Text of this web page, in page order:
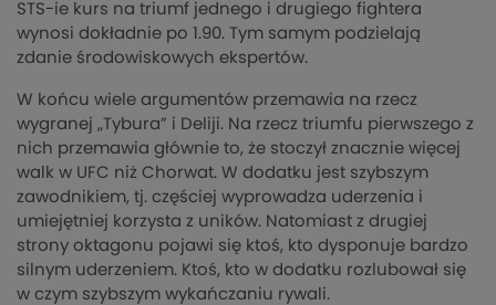
STS-ie kurs na triumf jednego i drugiego fightera
wynosi dokładnie po 1.90. Tym samym podzielają
zdanie środowiskowych ekspertów.
W końcu wiele argumentów przemawia na rzecz
wygranej „Tybura” i Deliji. Na rzecz triumfu pierwszego z
nich przemawia głównie to, że stoczył znacznie więcej
walk w UFC niż Chorwat. W dodatku jest szybszym
zawodnikiem, tj. częściej wyprowadza uderzenia i
umiejętniej korzysta z uników. Natomiast z drugiej
strony oktagonu pojawi się ktoś, kto dysponuje bardzo
silnym uderzeniem. Ktoś, kto w dodatku rozlubował się
w czym szybszym wykańczaniu rywali.